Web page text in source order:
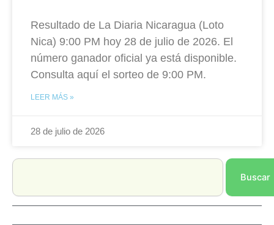
Resultado de La Diaria Nicaragua (Loto
Nica) 9:00 PM hoy 28 de julio de 2026. El
número ganador oficial ya está disponible.
Consulta aquí el sorteo de 9:00 PM.
LEER MÁS »
28 de julio de 2026
Search
Buscar